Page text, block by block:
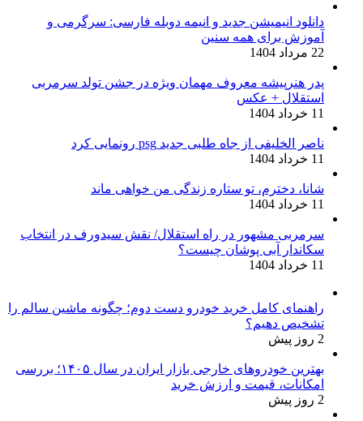
دانلود انیمیشن جدید و انیمه دوبله فارسی: سرگرمی و
آموزش برای همه سنین
22 مرداد 1404
پدر هنرپیشه معروف مهمان ویژه در جشن تولد سرمربی
استقلال + عکس
11 خرداد 1404
ناصر الخلیفی از جاه طلبی جدید psg رونمایی کرد
11 خرداد 1404
شانا، دخترم، تو ستاره زندگی من خواهی ماند
11 خرداد 1404
سرمربی مشهور در راه استقلال/ نقش سیدورف در انتخاب
سکاندار آبی پوشان چیست؟
11 خرداد 1404
راهنمای کامل خرید خودرو دست دوم؛ چگونه ماشین سالم را
تشخیص دهیم؟
2 روز پیش
بهترین خودروهای خارجی بازار ایران در سال ۱۴۰۵؛ بررسی
امکانات، قیمت و ارزش خرید
2 روز پیش